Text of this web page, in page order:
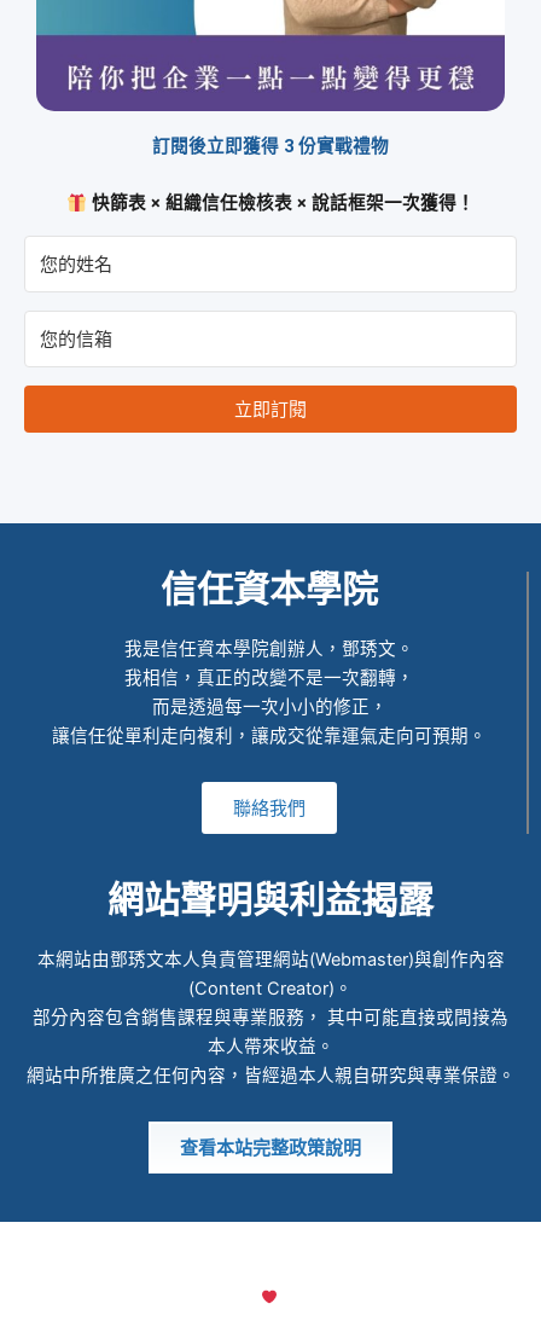
訂閱後立即獲得 3 份實戰禮物
快篩表 × 組織信任檢核表 × 說話框架一次獲得！
立即訂閱
信任資本學院
我是信任資本學院創辦人，鄧琇文。
我相信，真正的改變不是一次翻轉，
而是透過每一次小小的修正，
讓信任從單利走向複利，讓成交從靠運氣走向可預期。
聯絡我們
網站聲明與利益揭露
本網站由鄧琇文本人負責管理網站(Webmaster)與創作內容
(Content Creator)。
部分內容包含銷售課程與專業服務， 其中可能直接或間接為
本人帶來收益。
網站中所推廣之任何內容，皆經過本人親自研究與專業保證。
查看本站完整政策說明